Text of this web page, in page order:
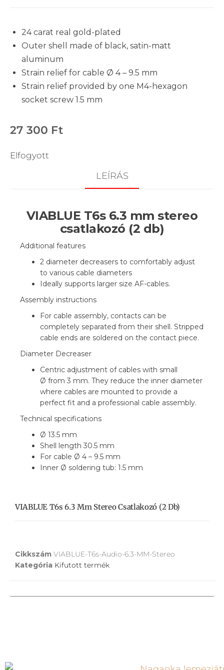
24 carat real gold-plated
Outer shell made of black, satin-matt
aluminum
Strain relief for cable Ø 4 – 9.5 mm
Strain relief provided by one M4-hexagon
socket screw 1.5 mm
27 300 Ft
Elfogyott
LEÍRÁS
VIABLUE T6s 6.3 mm stereo
csatlakozó (2 db)
Additional features
2 diameter decreasers to comfortably adjust
to various cable diameters
Ideally supports larger size AF-cables.
Assembly instructions
For cable assembly, contacts can be
completely separated from their shell. Stripped
cable ends are soldered on the contact piece.
Diameter Decreaser
Centric adjustment of cables with small
Ø from 3 mm. They reduce the inner diameter
where cables are mounted to provide a
perfect fit and a professional cable assembly.
Technical specifications
Ø 13.5 mm
Shell length 30.5 mm
For cable Ø 4 – 9.5 mm
Inner Ø soldering tub: 1.5 mm
VIABLUE T6s 6.3 Mm Stereo Csatlakozó (2 Db)
Cikkszám VIABLUE-T6s-Audio-6.3-MM-Stereo
Kategória Kifutott termék